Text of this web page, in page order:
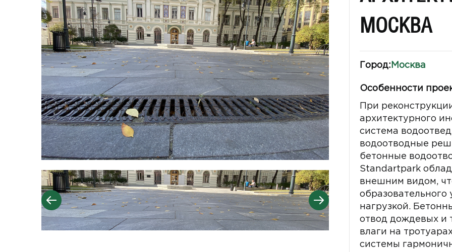
МОСКВА
Город: Москва
Особенности
При
архитектурного
система
водоотводные
бетонные
Standartpark
внешним видом,
нагрузкой.
отвод дождевых и
влаги на
системы